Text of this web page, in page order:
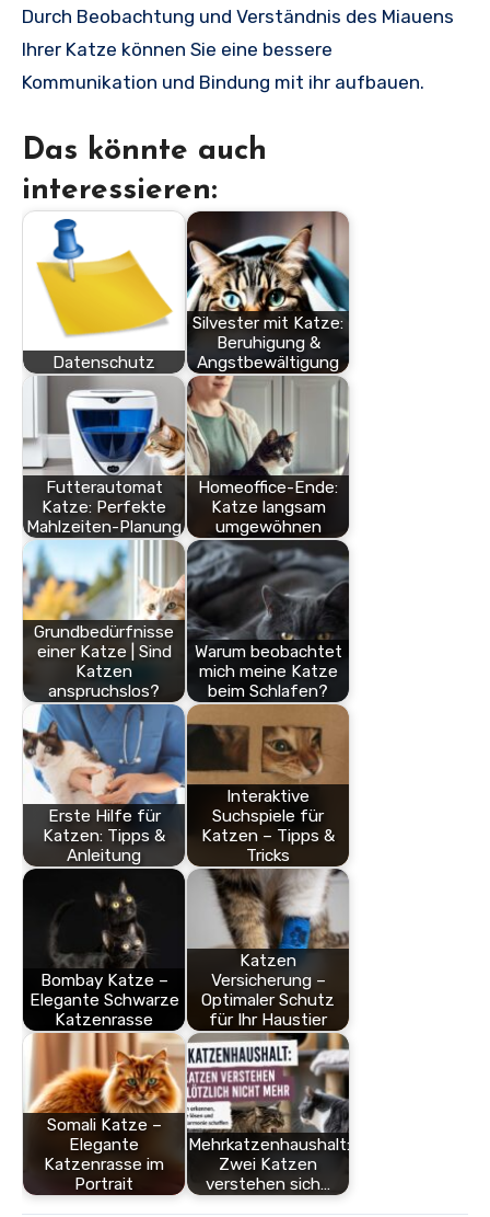
Durch Beobachtung und Verständnis des Miauens
Ihrer Katze können Sie eine bessere
Kommunikation und Bindung mit ihr aufbauen.
Das könnte auch
interessieren:
Datenschutz
Silvester mit Katze:
Beruhigung &
Angstbewältigung
Futterautomat
Katze: Perfekte
Mahlzeiten-Planung
Homeoffice-Ende:
Katze langsam
umgewöhnen
Grundbedürfnisse
einer Katze | Sind
Katzen
anspruchslos?
Warum beobachtet
mich meine Katze
beim Schlafen?
Erste Hilfe für
Katzen: Tipps &
Anleitung
Interaktive
Suchspiele für
Katzen – Tipps &
Tricks
Bombay Katze –
Elegante Schwarze
Katzenrasse
Katzen
Versicherung –
Optimaler Schutz
für Ihr Haustier
Somali Katze –
Elegante
Katzenrasse im
Portrait
Mehrkatzenhaushalt:
Zwei Katzen
verstehen sich…